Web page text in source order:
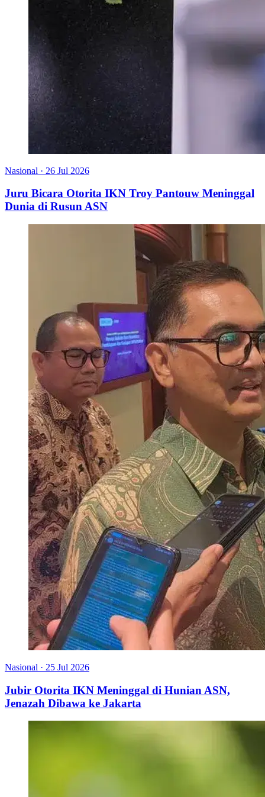
Nasional · 26 Jul 2026
Juru Bicara Otorita IKN Troy Pantouw Meninggal
Dunia di Rusun ASN
Nasional · 25 Jul 2026
Jubir Otorita IKN Meninggal di Hunian ASN,
Jenazah Dibawa ke Jakarta